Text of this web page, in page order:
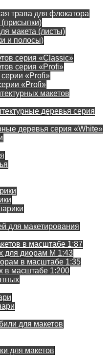
трава для флокатора
макета (листы)
и полосы)
серия «Classic»
серия «Profi»
«Profi»
«Profi»
макетов
деревья серия
деревья серия «White»
для макетирования
в масштабе 1:87
для диорам М 1:43
в масштабе 1:35
в масштабе 1:200
для макетов
для макетов